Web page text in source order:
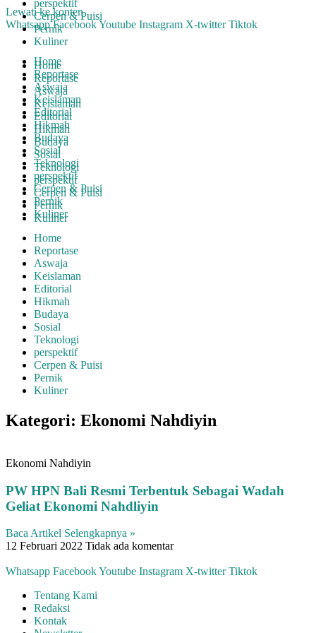
Lewati ke konten
Whatsapp FacebookYoutube Instagram X-twitter Tiktok
Home
Reportase
Aswaja
Keislaman
Editorial
Hikmah
Budaya
Sosial
Teknologi
perspektif
Cerpen & Puisi
Pernik
Kuliner
Home
Reportase
Aswaja
Keislaman
Editorial
Hikmah
Budaya
Sosial
Teknologi
perspektif
Cerpen & Puisi
Pernik
Kuliner
perspektif
Cerpen & Puisi
Pernik
Kuliner
Home
Reportase
Aswaja
Keislaman
Editorial
Hikmah
Budaya
Sosial
Teknologi
perspektif
Cerpen & Puisi
Pernik
Kuliner
Kategori: Ekonomi Nahdiyin
Ekonomi Nahdiyin
PW HPN Bali Resmi Terbentuk Sebagai Wadah
Geliat Ekonomi Nahdliyin
Baca Artikel Selengkapnya »
12 Februari 2022 Tidak ada komentar
Whatsapp FacebookYoutube Instagram X-twitter Tiktok
Tentang Kami
Redaksi
Kontak